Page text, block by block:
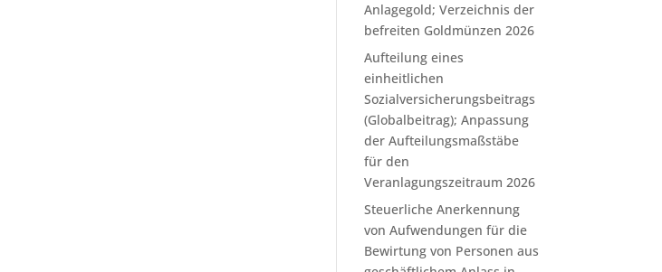
Anlagegold; Verzeichnis der
befreiten Goldmünzen 2026
Aufteilung eines
einheitlichen
Sozialversicherungsbeitrags
(Globalbeitrag); Anpassung
der Aufteilungsmaßstäbe
für den
Veranlagungszeitraum 2026
Steuerliche Anerkennung
von Aufwendungen für die
Bewirtung von Personen aus